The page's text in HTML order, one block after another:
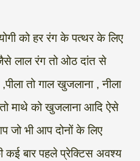
को हर रंग के पत्थर के लिए
लाल रंग तो ओठ दांत से
तो गाल खुजलाना , नीला
माथे को खुजलाना आदि ऐसे
जो भी आप दोनों के लिए
कई बार पहले प्रेक्टिस अवश्य